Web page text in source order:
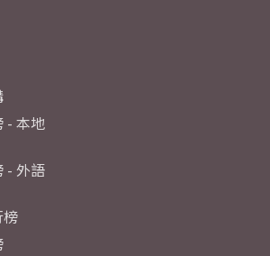
- 本地
- 外語